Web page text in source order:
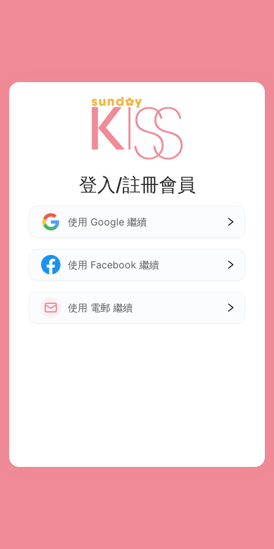
登入/註冊會員
使用 Google 繼續
使用 Facebook 繼續
使用 電郵 繼續